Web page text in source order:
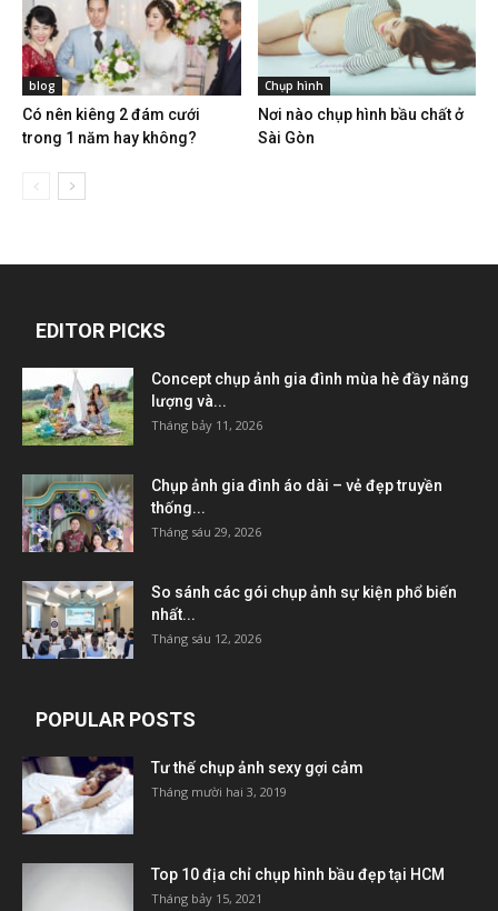
blog
Có nên kiêng 2 đám cưới
trong 1 năm hay không?
Chụp hình
Nơi nào chụp hình bầu chất ở
Sài Gòn
EDITOR PICKS
Concept chụp ảnh gia đình mùa hè đầy năng
lượng và...
Tháng bảy 11, 2026
Chụp ảnh gia đình áo dài – vẻ đẹp truyền
thống...
Tháng sáu 29, 2026
So sánh các gói chụp ảnh sự kiện phổ biến
nhất...
Tháng sáu 12, 2026
POPULAR POSTS
Tư thế chụp ảnh sexy gợi cảm
Tháng mười hai 3, 2019
Top 10 địa chỉ chụp hình bầu đẹp tại HCM
Tháng bảy 15, 2021